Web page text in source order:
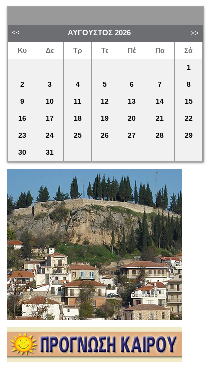
ΑΎΓΟΥΣΤΟΣ 2026
Κυ Δε Τρ Τε Πέ Πα Σά
1
2 3 4 5 6 7 8
9 10 11 12 13 14 15
16 17 18 19 20 21 22
23 24 25 26 27 28 29
30 31